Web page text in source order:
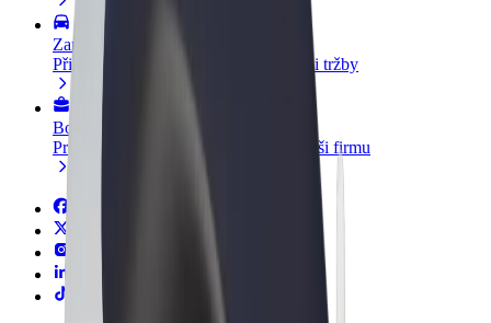
Zaregistrujte se jako flotilový partner
Přidejte svou flotilu k Boltu a zvyšte si tržby
Bolt for Business
Produkty a služby Boltu přesně pro vaši firmu